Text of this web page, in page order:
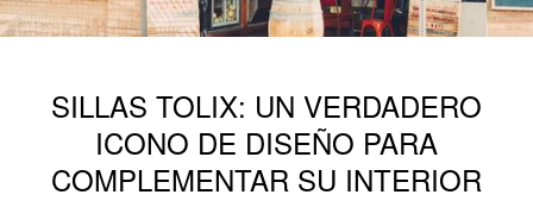
SILLAS TOLIX: UN VERDADERO
ICONO DE DISEÑO PARA
COMPLEMENTAR SU INTERIOR